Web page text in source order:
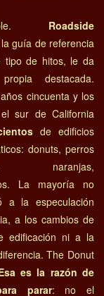
Roadside
guía de referencia
tipo de hitos, le da
destacada.
cincuenta y los
sur de California
de edificios
donuts, perros
naranjas,
La mayoría no
a la especulación
a los cambios de
edificación ni a la
The Donut
es la razón de
parar: no el